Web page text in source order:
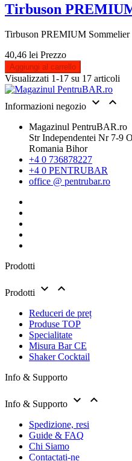
Tirbuson
Tirbuson PREMIUM
40,46 lei Prezzo
Aggiungi al carrello
Visualizzati 1-17 su 17 articoli
Informazioni negozio  
Magazinul PentruBAR.ro
Str Independentei Nr 7-9
Romania Bihor
+4 0 736878227
+4 0 PENTRUBAR
office @ pentrubar.ro
Prodotti
Prodotti  
Reduceri de preț
Produse TOP
Specialitate
Misura Bar CE
Shaker Cocktail
Info & Supporto
Info & Supporto  
Spedizione, resi
Guide & FAQ
Chi Siamo
Contactați-ne